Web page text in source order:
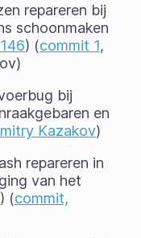
repareren bij
schoonmaken
) (commit 1,
bij
en
Kazakov)
repareren in
van het
) (commit,